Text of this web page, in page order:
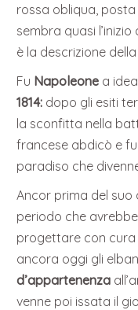
rossa obliqua,
sembra quasi
è la descrizione
Fu Napoleone a
1814: dopo gli esiti
la sconfitta nella
francese abdicò e
paradiso che
Ancor prima del suo
periodo che
progettare con
ancora oggi gli
d’appartenenza
venne poi issata il